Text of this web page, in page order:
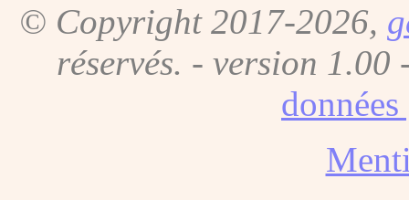
© Copyright 2017-2026,
réservés. - version 1.00